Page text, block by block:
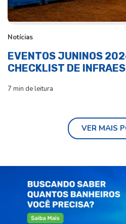
Notícias
EVENTOS JUNINOS
CHECKLIST DE
7 min de leitura
VER MAIS